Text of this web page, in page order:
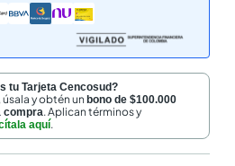
tu Tarjeta Cencosud?
úsala y obtén unbono de $100.000
compra. Aplican términos y
aquí.